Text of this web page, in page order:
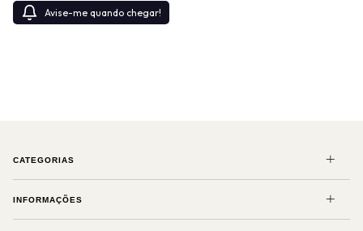
Avise-me quando chegar!
CATEGORIAS
INFORMAÇÕES